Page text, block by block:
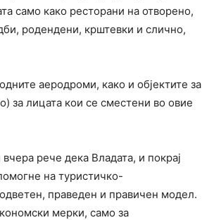
само како ресторани на отворено,
родендени, крштевки и слично,
аеродроми, како и објектите за
за лицата кои се сместени во овие
рече дека Владата, и покрај
на туристичко-
праведен и правичен модел.
мерки, само за